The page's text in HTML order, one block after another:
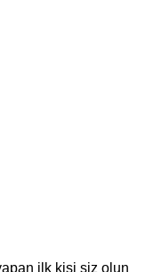
ilk kişi siz olun